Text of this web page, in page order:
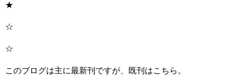
★
☆
☆
このブログは主に最新刊ですが、既刊はこちら。